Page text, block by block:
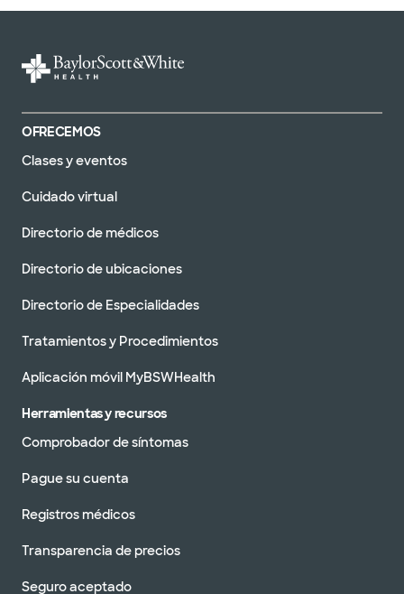
OFRECEMOS
Clases y eventos
Cuidado virtual
Directorio de médicos
Directorio de ubicaciones
Directorio de Especialidades
Tratamientos y Procedimientos
Aplicación móvil MyBSWHealth
Herramientas y recursos
Comprobador de síntomas
Pague su cuenta
Registros médicos
Transparencia de precios
Seguro aceptado